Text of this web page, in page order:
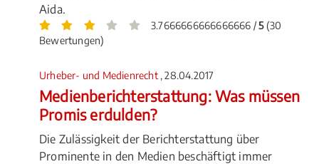
Aida.
3.7666666666666666 /5(30
Bewertungen)
Urheber- und Medienrecht , 28.04.2017
Medienberichterstattung: Was müssen
Promis erdulden?
Die Zulässigkeit der Berichterstattung über
Prominente in den Medien beschäftigt immer